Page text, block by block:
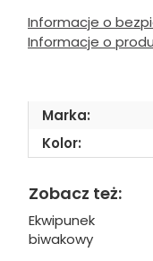
Informacje o
Informacje o
Marka:
Kolor:
Zobacz też:
Ekwipunek
biwakowy